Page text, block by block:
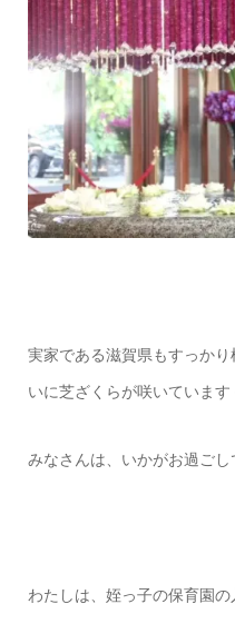
実家である滋賀県もすっか
いに芝ざくらが咲いています
みなさんは、いかがお過ごし
わたしは、姪っ子の保育園の